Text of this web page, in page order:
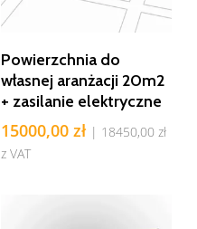
Dodaj Do Koszyka
Powierzchnia do
własnej aranżacji 20m2
+ zasilanie elektryczne
15000,00zł | 18450,00zł
z VAT